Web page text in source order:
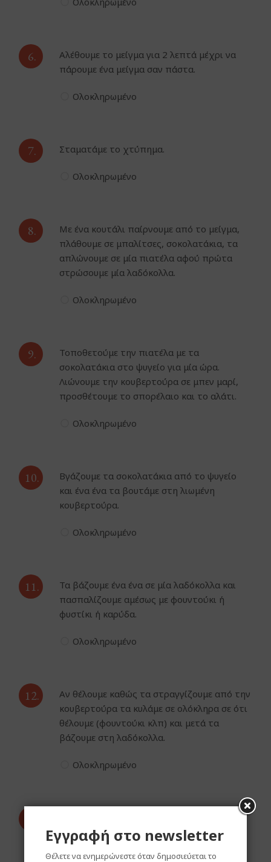
6.
Αλέθουμε το μείγμα για 2 λεπτά μέχρι να
πάρουμε ένα μείγμα σαν πάστα.
Ολοκληρωμένο
7. Σταματάμε το χτύπημα.
Ολοκληρωμένο
8.
Με ένα κουτάλι παίρνουμε από το μείγμα,
πλάθουμε σε μπαλίτσες, σοκολατάκια, τα
απλώνουμε σε μία πιατέλα αφού πρώτα
στρώσουμε μία λαδόκολλα.
Ολοκληρωμένο
9.
Τοποθετούμε την πιατέλα με τα
σοκολατάκια στο ψυγείο για μία ώρα.
Λιώνουμε την κουβερτούρα σε μπεν μαρί,
προσθέτουμε το σπορέλαιο και το αλάτι.
Ολοκληρωμένο
10.
Βγάζουμε τα σοκολατάκια από το ψυγείο
και ένα ένα τα βουτάμε στη λιωμένη
κουβερτούρα.
Ολοκληρωμένο
11.
Τα βάζουμε ένα ένα σε μία λαδόκολλα και
πασπαλίζουμε αμέσως με φουντούκι ή
φυστίκι ή καρύδα.
Ολοκληρωμένο
12.
Αν θέλουμε καθώς τα στραγγίζουμε από την
κουβερτούρα τα κυλάμε σε ολόκληρα σε ότι
θέλουμε (φουντούκι κλπ) και μετά τα
βάζουμε στη λαδόκολλα.
Ολοκληρωμένο
Ολοκληρωμένο
Εγγραφή στο newsletter
Θέλετε να ενημερώνεστε όταν δημοσιεύεται το